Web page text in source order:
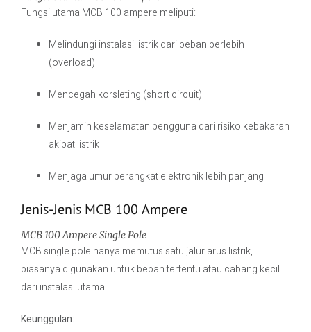
Fungsi utama MCB 100 ampere meliputi:
Melindungi instalasi listrik dari beban berlebih
(overload)
Mencegah korsleting (short circuit)
Menjamin keselamatan pengguna dari risiko kebakaran
akibat listrik
Menjaga umur perangkat elektronik lebih panjang
Jenis-Jenis MCB 100 Ampere
MCB 100 Ampere Single Pole
MCB single pole hanya memutus satu jalur arus listrik,
biasanya digunakan untuk beban tertentu atau cabang kecil
dari instalasi utama.
Keunggulan: